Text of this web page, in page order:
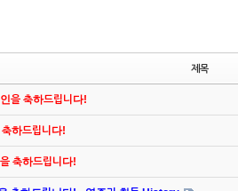
제목
을 축하드립니다!
하드립니다!
축하드립니다!